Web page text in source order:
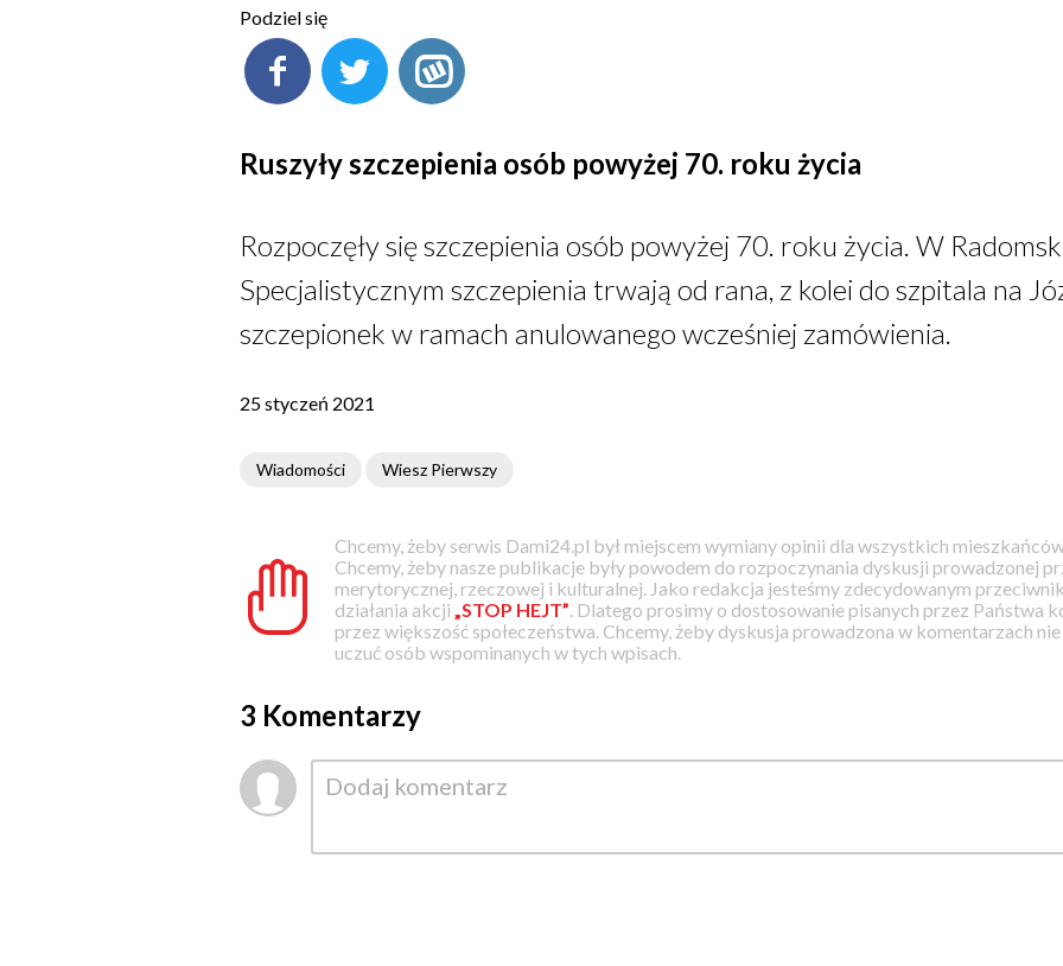
Podziel się
Ruszyły szczepienia osób powyżej 70. roku życia
Rozpoczęły się szczepienia osób powyżej 70. roku życia. W
Specjalistycznym szczepienia trwają od rana, z kolei do szpitala na
szczepionek w ramach anulowanego wcześniej zamówienia.
25 styczeń 2021
Wiadomości Wiesz Pierwszy
Chcemy, żeby serwis Dami24.pl był miejscem wymiany opinii dla wszystkich
Chcemy, żeby nasze publikacje były powodem do rozpoczynania dyskusji prowadzonej
merytorycznej, rzeczowej i kulturalnej. Jako redakcja jesteśmy zdecydowanym
działania akcji „STOP HEJT” . Dlatego prosimy o dostosowanie pisanych przez Państwa
przez większość społeczeństwa. Chcemy, żeby dyskusja prowadzona w komentarzach
uczuć osób wspominanych w tych wpisach.
3 Komentarzy